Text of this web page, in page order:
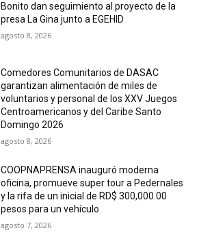
Bonito dan seguimiento al proyecto de la
presa La Gina junto a EGEHID
agosto 8, 2026
Comedores Comunitarios de DASAC
garantizan alimentación de miles de
voluntarios y personal de los XXV Juegos
Centroamericanos y del Caribe Santo
Domingo 2026
agosto 8, 2026
COOPNAPRENSA inauguró moderna
oficina, promueve super tour a Pedernales
y la rifa de un inicial de RD$ 300,000.00
pesos para un vehículo
agosto 7, 2026